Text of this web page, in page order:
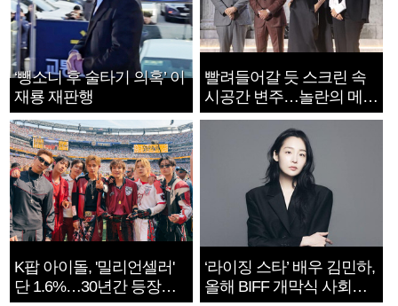
‘뺑소니 후 술타기 의혹’ 이
재룡 재판행
빨려들어갈 듯 스크린 속
시공간 변주…놀란의 메시
지는 ‘전쟁 속죄’
K팝 아이돌, '밀리언셀러'
단 1.6%…30년간 등장
‘라이징 스타’ 배우 김민하,
올해 BIFF 개막식 사회자